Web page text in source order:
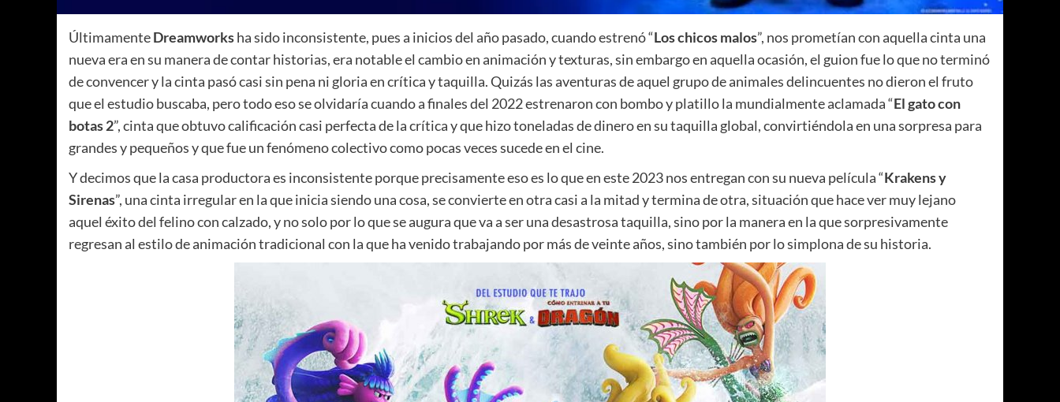
ÚltimamenteDreamworksha sido inconsistente, pues a inicios del año pasado, cuando estrenó “Los chicos malos”, nos prometían con aquella cinta una
nueva era en su manera de contar historias, era notable el cambio en animación y texturas, sin embargo en aquella ocasión, el guion fue lo que no terminó
de convencer y la cinta pasó casi sin pena ni gloria en crítica y taquilla. Quizás las aventuras de aquel grupo de animales delincuentes no dieron el fruto
que el estudio buscaba, pero todo eso se olvidaría cuando a finales del 2022 estrenaron con bombo y platillo la mundialmente aclamada “El gato con
botas 2”, cinta que obtuvo calificación casi perfecta de la crítica y que hizo toneladas de dinero en su taquilla global, convirtiéndola en una sorpresa para
grandes y pequeños y que fue un fenómeno colectivo como pocas veces sucede en el cine.
Y decimos que la casa productora es inconsistente porque precisamente eso es lo que en este 2023 nos entregan con su nueva película “Krakens y
Sirenas”, una cinta irregular en la que inicia siendo una cosa, se convierte en otra casi a la mitad y termina de otra, situación que hace ver muy lejano
aquel éxito del felino con calzado, y no solo por lo que se augura que va a ser una desastrosa taquilla, sino por la manera en la que sorpresivamente
regresan al estilo de animación tradicional con la que ha venido trabajando por más de veinte años, sino también por lo simplona de su historia.